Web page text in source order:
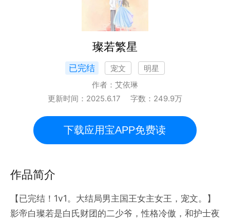
璨若繁星
已完结 宠文
明星
作者： 艾依琳
更新时间： 2025.6.17 字数： 249.9万
下载应用宝APP免费读
作品简介
【已完结！1v1。大结局男主国王女主女王，宠文。】
影帝白璨若是白氏财团的二少爷，性格冷傲，和护士夜